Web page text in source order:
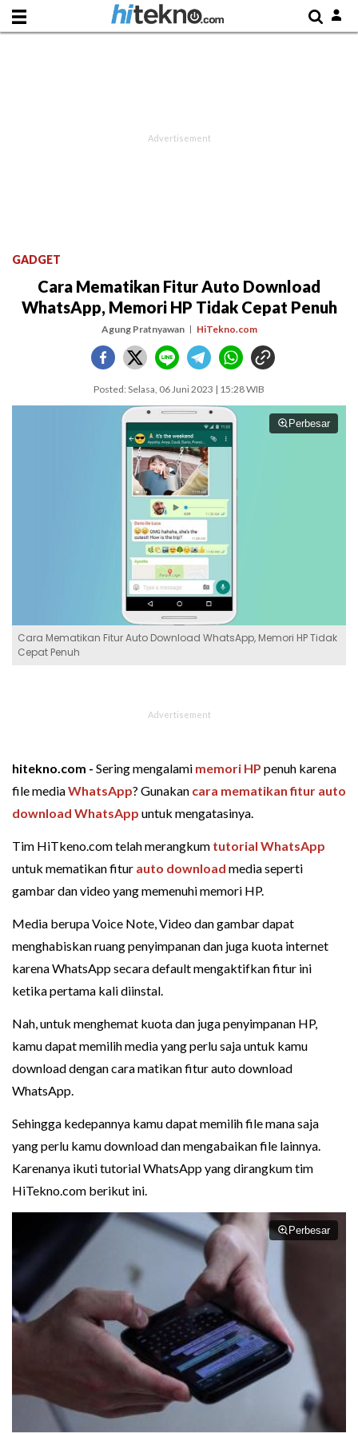
GADGET
Cara Mematikan Fitur Auto Download
WhatsApp, Memori HP Tidak Cepat Penuh
Agung Pratnyawan HiTekno.com
Posted: Selasa, 06 Juni 2023 | 15:28 WIB
Perbesar
Cara Mematikan Fitur Auto Download WhatsApp, Memori HP Tidak
Cepat Penuh
hitekno.com - Sering mengalami memori HP penuh karena
file mediaWhatsApp? Gunakan cara mematikan fitur auto
download WhatsApp untuk mengatasinya.
Tim HiTkeno.com telah merangkum tutorial WhatsApp
untuk mematikan fitur auto download media seperti
gambar dan video yang memenuhi memori HP.
Media berupa Voice Note, Video dan gambar dapat
menghabiskan ruang penyimpanan dan juga kuota internet
karena WhatsApp secara default mengaktifkan fitur ini
ketika pertama kali diinstal.
Nah, untuk menghemat kuota dan juga penyimpanan HP,
kamu dapat memilih media yang perlu saja untuk kamu
download dengan cara matikan fitur auto download
WhatsApp.
Sehingga kedepannya kamu dapat memilih file mana saja
yang perlu kamu download dan mengabaikan file lainnya.
Karenanya ikuti tutorial WhatsApp yang dirangkum tim
HiTekno.com berikut ini.
Perbesar